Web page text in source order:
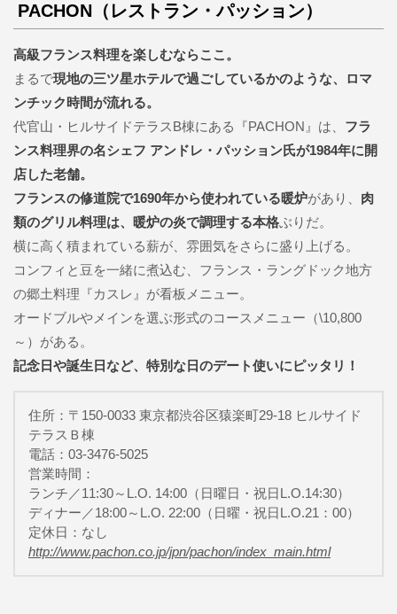
PACHON（レストラン・パッション）
高級フランス料理を楽しむならここ。
まるで現地の三ツ星ホテルで過ごしているかのような、ロマ
ンチック時間が流れる。
代官山・ヒルサイドテラスB棟にある『PACHON』は、 フラ
ンス料理界の名シェフ アンドレ・パッション氏が1984年に開
店した老舗。
フランスの修道院で1690年から使われている暖炉があり、 肉
類のグリル料理は、暖炉の炎で調理する本格ぶりだ。
横に高く積まれている薪が、雰囲気をさらに盛り上げる。
コンフィと豆を一緒に煮込む、フランス・ラングドック地方
の郷土料理『カスレ』が看板メニュー。
オードブルやメインを選ぶ形式のコースメニュー（\10,800
～）がある。
記念日や誕生日など、特別な日のデート使いにピッタリ！
住所：〒150-0033 東京都渋谷区猿楽町29-18 ヒルサイド
テラスＢ棟
電話：03-3476-5025
営業時間：
ランチ／11:30～L.O. 14:00（日曜日・祝日L.O.14:30）
ディナー／18:00～L.O. 22:00（日曜・祝日L.O.21：00）
定休日：なし
http://www.pachon.co.jp/jpn/pachon/index_main.html